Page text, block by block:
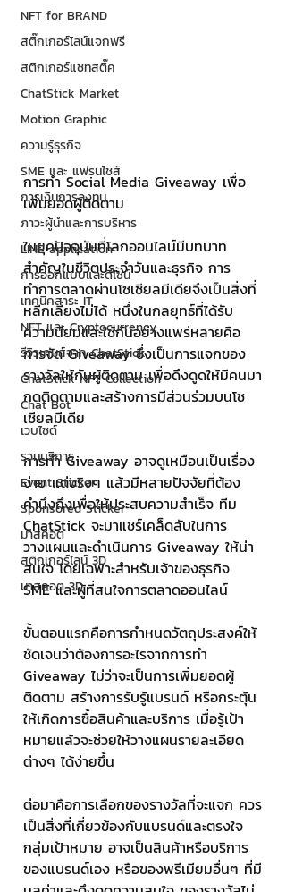
NFT for BRAND
สติ๊กเกอร์ไลน์แจกฟรี
สติกเกอร์แชทสติ๊ค
ChatStick Market
Motion Graphic
ความรู้ธุรกิจ
SME และ แฟรนไชส์
การเงินการลงทุน
ภาวะผู้นำและการบริหาร
LINE application
การออกแบบและดีไซน์
เทคนิคสาระ IT
NFT และ Cryptocurrency
รีวิวเกมส์จาก ChatStick
ChatStick NFT Collection
Chat Bot
เวบไซต์
รวมบริการ
Event Sticker
Sponsored Sticker
มาสคอต
สติกเกอร์ไลน์ 3D
มาสคอต 3D
การทำ Social Media Giveaway เพื่อ
เพิ่มยอดผู้ติดตาม
ในยุคปัจจุบันที่โลกออนไลน์มีบทบาท
สำคัญในชีวิตประจำวันและธุรกิจ การ
ทำการตลาดผ่านโซเชียลมีเดียจึงเป็นสิ่งที่
หลีกเลี่ยงไม่ได้ หนึ่งในกลยุทธ์ที่ได้รับ
ความนิยมและใช้กันอย่างแพร่หลายคือ
การจัด Giveaway ซึ่งเป็นการแจกของ
รางวัลให้กับผู้ติดตาม เพื่อดึงดูดให้มีคนมา
กดติดตามและสร้างการมีส่วนร่วมบนโซ
เชียลมีเดีย
การทำ Giveaway อาจดูเหมือนเป็นเรื่อง
ง่าย แต่จริงๆ แล้วมีหลายปัจจัยที่ต้อง
คำนึงถึงเพื่อให้ประสบความสำเร็จ ทีม
ChatStick จะมาแชร์เคล็ดลับในการ
วางแผนและดำเนินการ Giveaway ให้น่า
สนใจ โดยเฉพาะสำหรับเจ้าของธุรกิจ
SME และผู้ที่สนใจการตลาดออนไลน์
ขั้นตอนแรกคือการกำหนดวัตถุประสงค์ให้
ชัดเจนว่าต้องการอะไรจากการทำ
Giveaway ไม่ว่าจะเป็นการเพิ่มยอดผู้
ติดตาม สร้างการรับรู้แบรนด์ หรือกระตุ้น
ให้เกิดการซื้อสินค้าและบริการ เมื่อรู้เป้า
หมายแล้วจะช่วยให้วางแผนรายละเอียด
ต่างๆ ได้ง่ายขึ้น
ต่อมาคือการเลือกของรางวัลที่จะแจก ควร
เป็นสิ่งที่เกี่ยวข้องกับแบรนด์และตรงใจ
กลุ่มเป้าหมาย อาจเป็นสินค้าหรือบริการ
ของแบรนด์เอง หรือของพรีเมียมอื่นๆ ที่มี